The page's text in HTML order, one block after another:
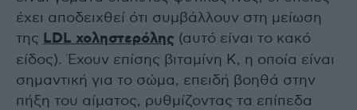
έχει αποδειχθεί ότι συμβάλλουν στη μείωση
της LDL χοληστερόλης (αυτό είναι το κακό
είδος). Έχουν επίσης βιταμίνη Κ, η οποία είναι
σημαντική για το σώμα, επειδή βοηθά στην
πήξη του αίματος, ρυθμίζοντας τα επίπεδα